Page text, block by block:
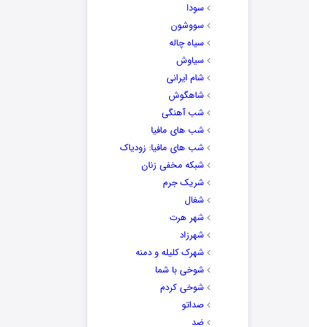
سودا
سووشون
سیاه چاله
سیاوش
شام ایرانی
شاهگوش
شب آهنگی
شب های مافیا
شب های مافیا: زودیاک
شبکه مخفی زنان
شریک جرم
شغال
شهر هرت
شهرزاد
شهرک کلیله و دمنه
شوخی با شما
شوخی کردم
صداتو
ضد